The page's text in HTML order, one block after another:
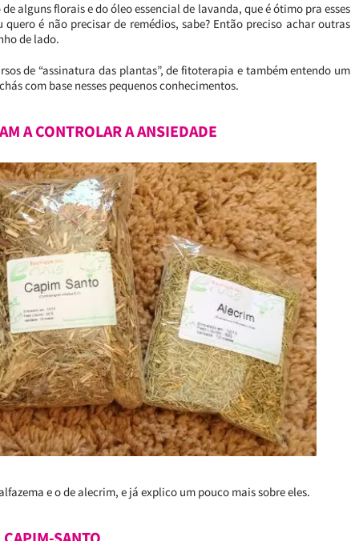
alguns florais e do óleo essencial de lavanda, que é ótimo pra esses
é não precisar de remédios, sabe? Então preciso achar outras
de lado.
de “assinatura das plantas”, de fitoterapia e também entendo um
com base nesses pequenos conhecimentos.
A CONTROLAR A ANSIEDADE
e o de alecrim, e já explico um pouco mais sobre eles.